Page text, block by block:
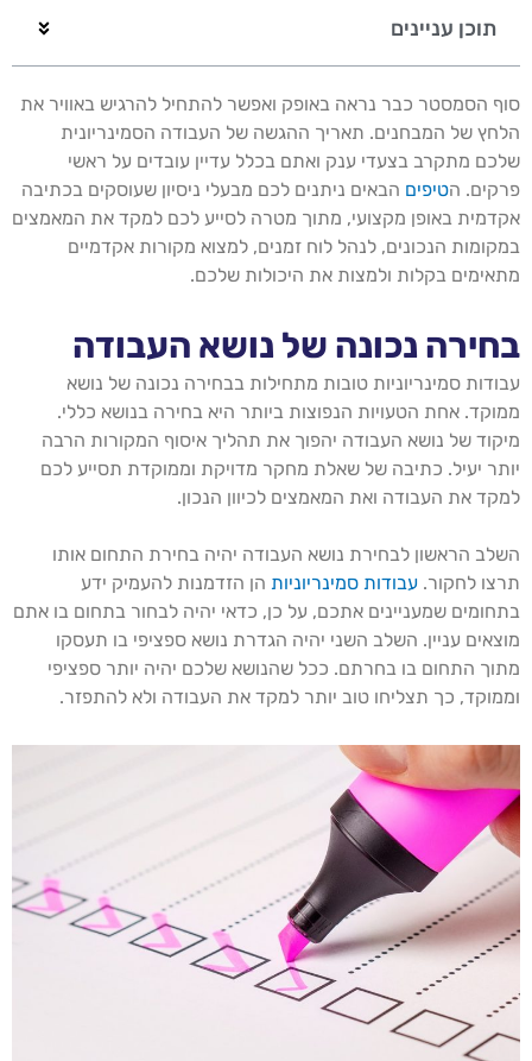
תוכן עניינים
סוף הסמסטר כבר נראה באופק ואפשר להתחיל להרגיש באוויר את
הלחץ של המבחנים. תאריך ההגשה של העבודה הסמינריונית
שלכם מתקרב בצעדי ענק ואתם בכלל עדיין עובדים על ראשי
פרקים. הטיפים הבאים ניתנים לכם מבעלי ניסיון שעוסקים בכתיבה
אקדמית באופן מקצועי, מתוך מטרה לסייע לכם למקד את המאמצים
במקומות הנכונים, לנהל לוח זמנים, למצוא מקורות אקדמיים
מתאימים בקלות ולמצות את היכולות שלכם.
בחירה נכונה של נושא העבודה
עבודות סמינריוניות טובות מתחילות בבחירה נכונה של נושא
ממוקד. אחת הטעויות הנפוצות ביותר היא בחירה בנושא כללי.
מיקוד של נושא העבודה יהפוך את תהליך איסוף המקורות הרבה
יותר יעיל. כתיבה של שאלת מחקר מדויקת וממוקדת תסייע לכם
למקד את העבודה ואת המאמצים לכיוון הנכון.
השלב הראשון לבחירת נושא העבודה יהיה בחירת התחום אותו
תרצו לחקור. עבודות סמינריוניות הן הזדמנות להעמיק ידע
בתחומים שמעניינים אתכם, על כן, כדאי יהיה לבחור בתחום בו אתם
מוצאים עניין. השלב השני יהיה הגדרת נושא ספציפי בו תעסקו
מתוך התחום בו בחרתם. ככל שהנושא שלכם יהיה יותר ספציפי
וממוקד, כך תצליחו טוב יותר למקד את העבודה ולא להתפזר.